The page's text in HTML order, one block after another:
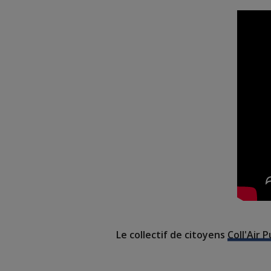
Le collectif de citoyens Coll'Air